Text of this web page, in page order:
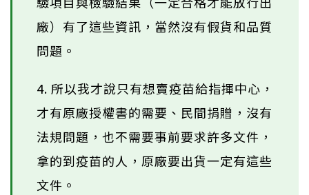
廠）有了這些資訊，當然沒有假貨和品質
問題。
4. 所以我才說只有想賣疫苗給指揮中心，
才有原廠授權書的需要、民間捐贈，沒有
法規問題，也不需要事前要求許多文件，
拿的到疫苗的人，原廠要出貨一定有這些
文件。